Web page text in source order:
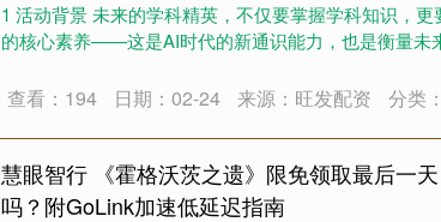
1 活动背景 未来的学科精英，不仅要掌握学科知识，
的核心素养——这是AI时代的新通识能力，也是衡量未
查看：194 日期：02-24 来源：旺发配资 分类
慧眼智行 《霍格沃茨之遗》限免领取最后一
吗？附GoLink加速低延迟指南